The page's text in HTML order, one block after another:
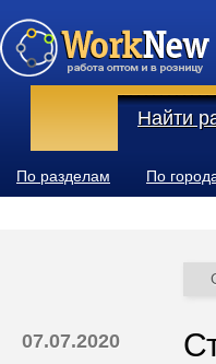
Найти
По разделам По
07.07.2020